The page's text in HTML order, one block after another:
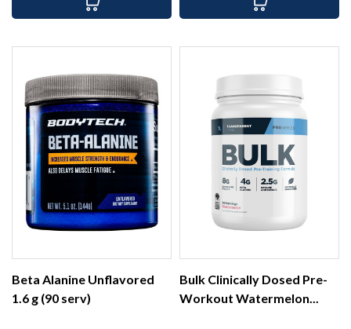
Beta Alanine Unflavored
1.6 g (90 serv)
Bulk Clinically Dosed Pre-
Workout Watermelon...